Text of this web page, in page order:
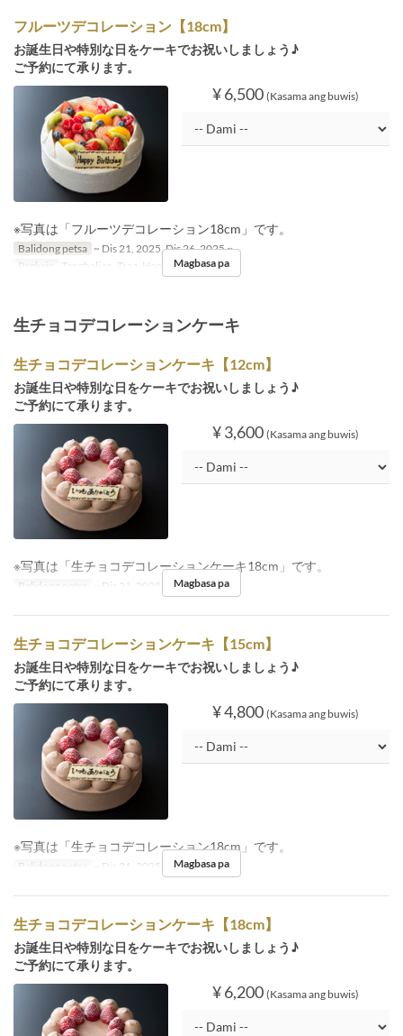
フルーツデコレーション【18cm】
お誕生日や特別な日をケーキでお祝いしましょう♪
ご予約にて承ります。
¥ 6,500 (Kasama ang buwis)
※写真は「フルーツデコレーション18cm」です。
Balidong petsa ~ Dis 21, 2025, Dis 26, 2025 ~
Pagkain
Tanghalian, Tsaa, HapunanMagbasa pa
生チョコデコレーションケーキ
生チョコデコレーションケーキ【12cm】
お誕生日や特別な日をケーキでお祝いしましょう♪
ご予約にて承ります。
¥ 3,600 (Kasama ang buwis)
※写真は「生チョコデコレーションケーキ18cm」です。
Balidong petsa ~ Dis 21, 2025, Dis 26, 2025 ~
Magbasa pa
生チョコデコレーションケーキ【15cm】
お誕生日や特別な日をケーキでお祝いしましょう♪
ご予約にて承ります。
¥ 4,800 (Kasama ang buwis)
※写真は「生チョコデコレーション18cm」です。
Balidong petsa ~ Dis 21, 2025, Dis 26, 2025 ~
Magbasa pa
生チョコデコレーションケーキ【18cm】
お誕生日や特別な日をケーキでお祝いしましょう♪
ご予約にて承ります。
¥ 6,200 (Kasama ang buwis)